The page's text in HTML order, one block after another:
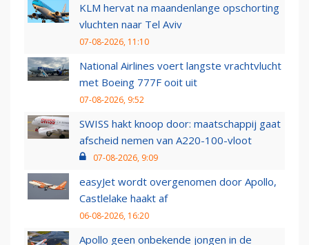
KLM hervat na maandenlange opschorting
vluchten naar Tel Aviv
07-08-2026, 11:10
National Airlines voert langste vrachtvlucht
met Boeing 777F ooit uit
07-08-2026, 9:52
SWISS hakt knoop door: maatschappij gaat
afscheid nemen van A220-100-vloot
07-08-2026, 9:09
easyJet wordt overgenomen door Apollo,
Castlelake haakt af
06-08-2026, 16:20
Apollo geen onbekende jongen in de